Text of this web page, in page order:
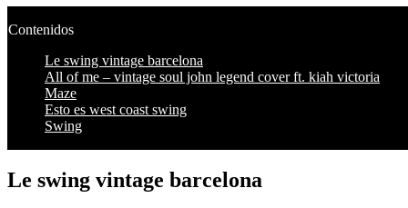
Contenidos
Le swing vintage barcelona
All of me – vintage soul john legend cover ft. kiah victoria
Maze
Esto es west coast swing
Swing
Le swing vintage barcelona